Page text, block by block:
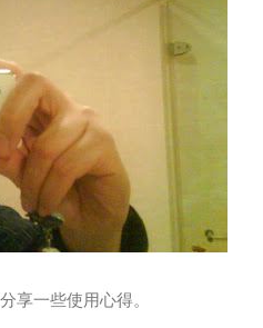
享一些使用心得。